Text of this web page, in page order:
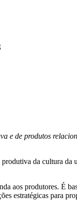
e de produtos
da cultura da
aos produtores. É
estratégicas para